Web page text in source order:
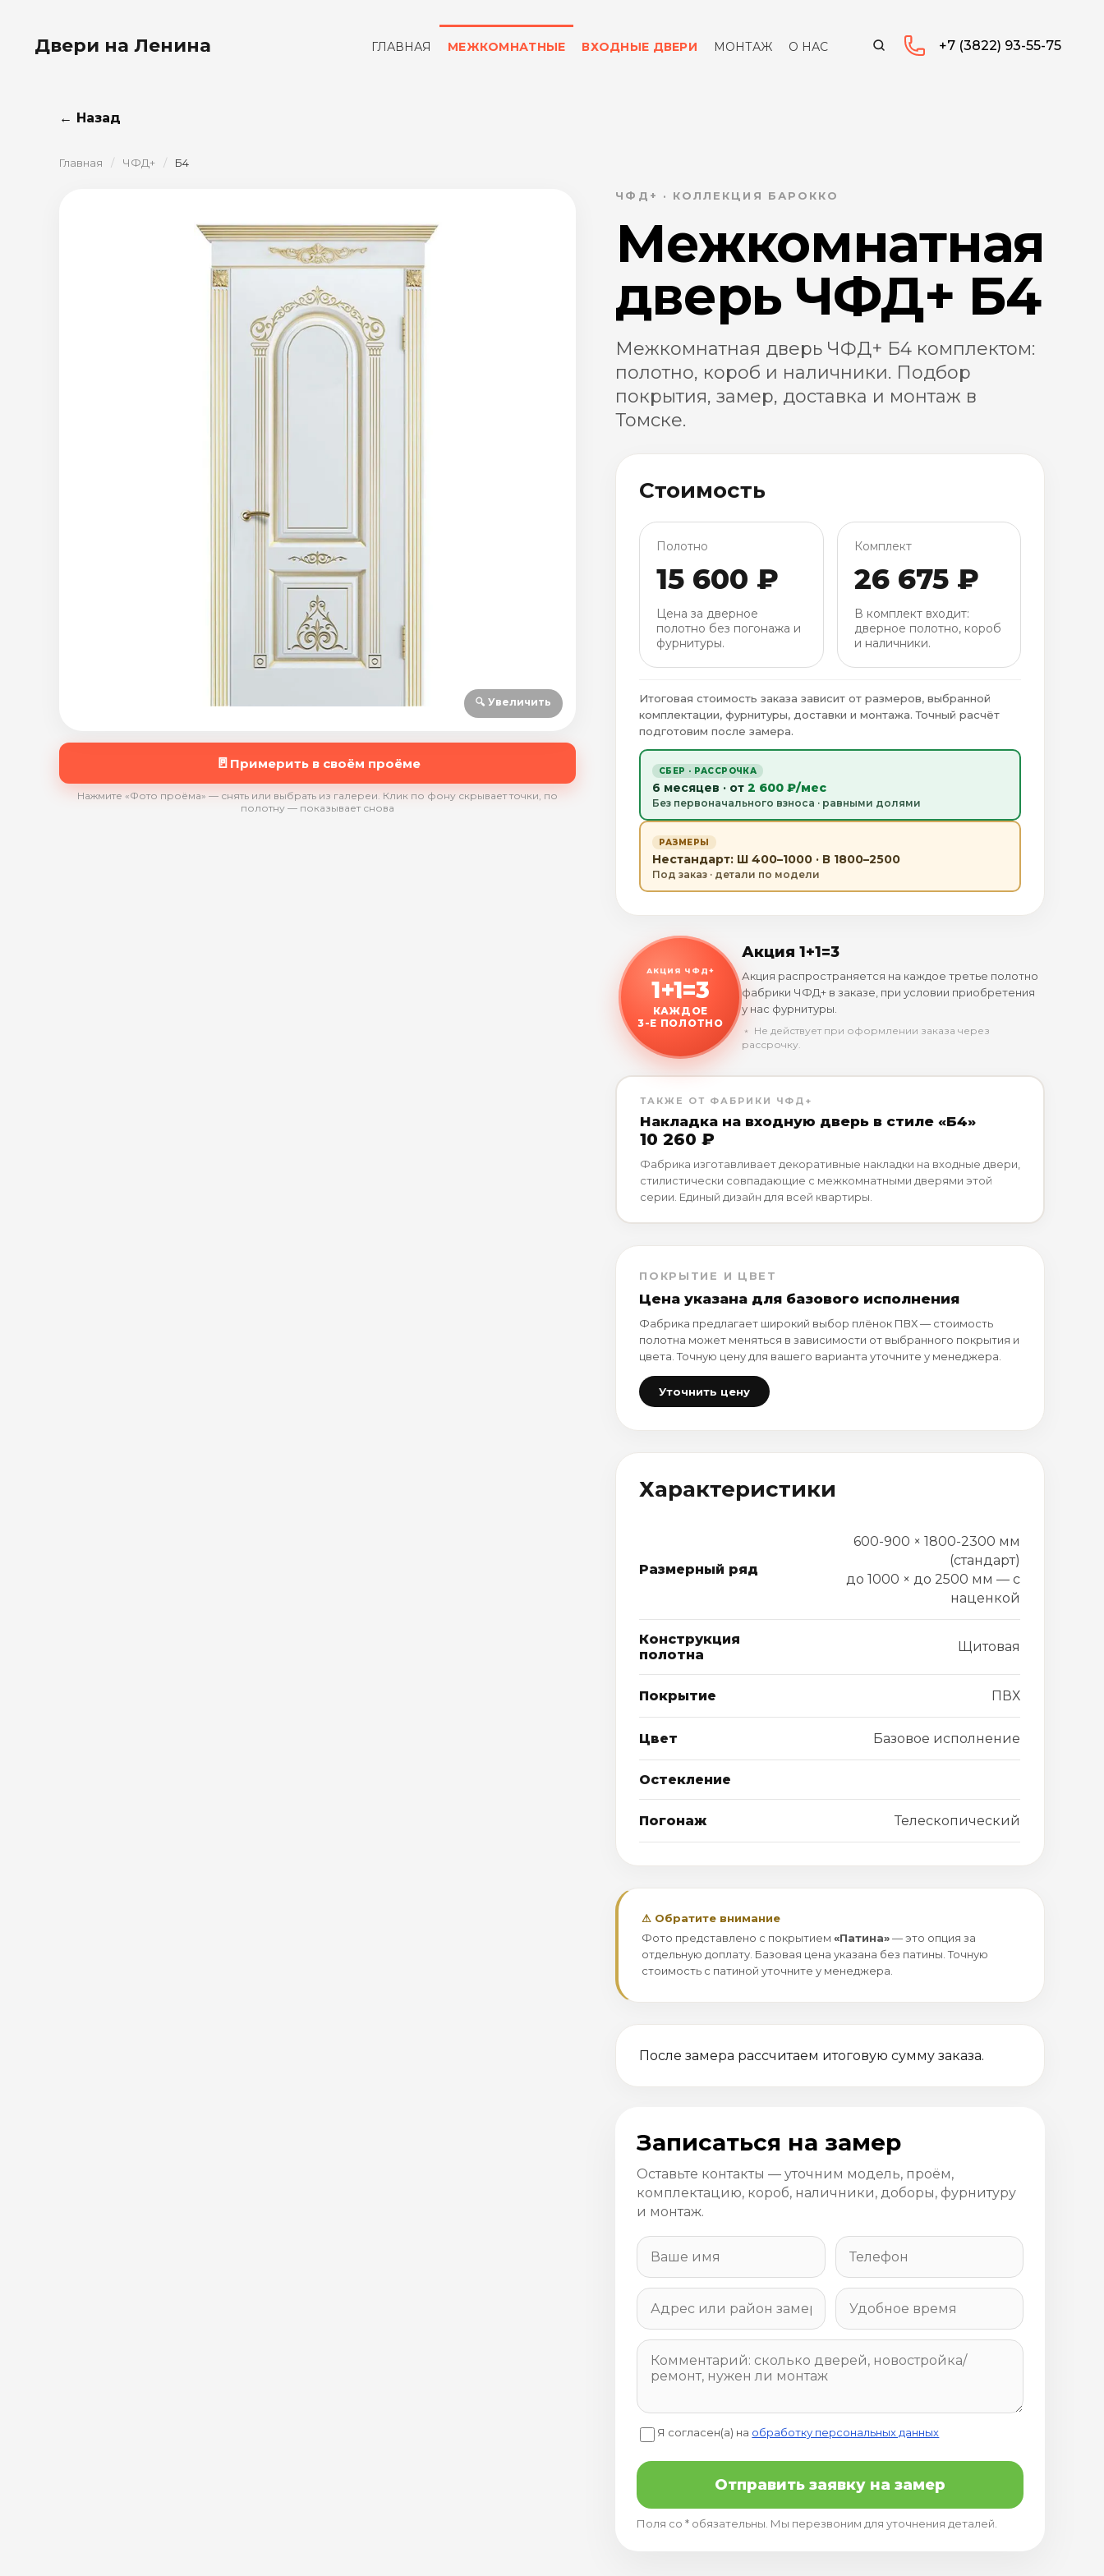
Двери на Ленина ГЛАВНАЯ МЕЖКОМНАТНЫЕ ВХОДНЫЕ ДВЕРИ МОНТАЖ О НАС +7 (3822) 93-55-75
← Назад
Главная / ЧФД+ / Б4
🔍 Увеличить
🚪 Примерить в своём проёме
Нажмите «Фото проёма» — снять или выбрать из галереи. Клик по фону скрывает точки, по
полотну — показывает снова
ЧФД+ · КОЛЛЕКЦИЯ БАРОККО
Межкомнатная
дверь ЧФД+ Б4
Межкомнатная дверь ЧФД+ Б4 комплектом:
полотно, короб и наличники. Подбор
покрытия, замер, доставка и монтаж в
Томске.
Стоимость
Полотно
15 600 ₽
Цена за дверное
полотно без погонажа и
фурнитуры.
Комплект
26 675 ₽
В комплект входит:
дверное полотно, короб
и наличники.
Итоговая стоимость заказа зависит от размеров, выбранной
комплектации, фурнитуры, доставки и монтажа. Точный расчёт
подготовим после замера.
СБЕР · РАССРОЧКА
6 месяцев · от 2 600 ₽/мес
Без первоначального взноса · равными долями
РАЗМЕРЫ
Нестандарт: Ш 400–1000 · В 1800–2500
Под заказ · детали по модели
АКЦИЯ ЧФД+
1+1=3
КАЖДОЕ
3-Е ПОЛОТНО
Акция 1+1=3
Акция распространяется на каждое третье полотно
фабрики ЧФД+ в заказе, при условии приобретения
у нас фурнитуры.
﹡ Не действует при оформлении заказа через
рассрочку.
ТАКЖЕ ОТ ФАБРИКИ ЧФД+
Накладка на входную дверь в стиле «Б4»
10 260 ₽
Фабрика изготавливает декоративные накладки на входные двери,
стилистически совпадающие с межкомнатными дверями этой
серии. Единый дизайн для всей квартиры.
ПОКРЫТИЕ И ЦВЕТ
Цена указана для базового исполнения
Фабрика предлагает широкий выбор плёнок ПВХ — стоимость
полотна может меняться в зависимости от выбранного покрытия и
цвета. Точную цену для вашего варианта уточните у менеджера.
Уточнить цену
Характеристики
Размерный ряд
600-900 × 1800-2300 мм
(стандарт)
до 1000 × до 2500 мм — с
наценкой
Конструкция
полотна
Щитовая
Покрытие ПВХ
Цвет Базовое исполнение
Остекление
Погонаж Телескопический
⚠ Обратите внимание
Фото представлено с покрытием«Патина»— это опция за
отдельную доплату. Базовая цена указана без патины. Точную
стоимость с патиной уточните у менеджера.
После замера рассчитаем итоговую сумму заказа.
Записаться на замер
Оставьте контакты — уточним модель, проём,
комплектацию, короб, наличники, доборы, фурнитуру
и монтаж.
Я согласен(а) на обработку персональных данных
Отправить заявку на замер
Поля со * обязательны. Мы перезвоним для уточнения деталей.